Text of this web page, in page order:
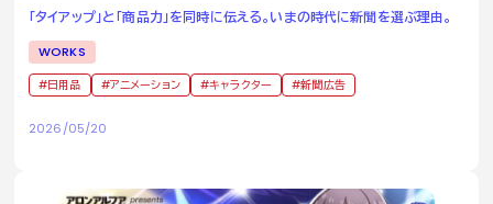
「タイアップ」と「商品力」を同時に伝える。いまの時代に新聞を選ぶ理由。
WORKS
日用品 アニメーション キャラクター 新聞広告
2026/05/20